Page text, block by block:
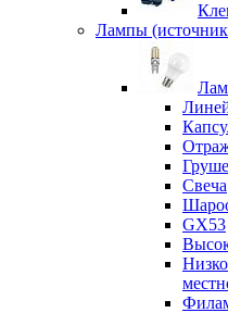
Лампы
Свеча
GX53